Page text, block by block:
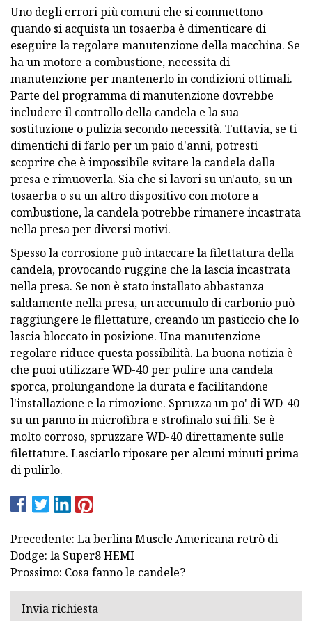
Uno degli errori più comuni che si commettono
quando si acquista un tosaerba è dimenticare di
eseguire la regolare manutenzione della macchina. Se
ha un motore a combustione, necessita di
manutenzione per mantenerlo in condizioni ottimali.
Parte del programma di manutenzione dovrebbe
includere il controllo della candela e la sua
sostituzione o pulizia secondo necessità. Tuttavia, se ti
dimentichi di farlo per un paio d'anni, potresti
scoprire che è impossibile svitare la candela dalla
presa e rimuoverla. Sia che si lavori su un'auto, su un
tosaerba o su un altro dispositivo con motore a
combustione, la candela potrebbe rimanere incastrata
nella presa per diversi motivi.
Spesso la corrosione può intaccare la filettatura della
candela, provocando ruggine che la lascia incastrata
nella presa. Se non è stato installato abbastanza
saldamente nella presa, un accumulo di carbonio può
raggiungere le filettature, creando un pasticcio che lo
lascia bloccato in posizione. Una manutenzione
regolare riduce questa possibilità. La buona notizia è
che puoi utilizzare WD-40 per pulire una candela
sporca, prolungandone la durata e facilitandone
l'installazione e la rimozione. Spruzza un po' di WD-40
su un panno in microfibra e strofinalo sui fili. Se è
molto corroso, spruzzare WD-40 direttamente sulle
filettature. Lasciarlo riposare per alcuni minuti prima
di pulirlo.
Precedente: La berlina Muscle Americana retrò di
Dodge: la Super8 HEMI
Prossimo: Cosa fanno le candele?
Invia richiesta